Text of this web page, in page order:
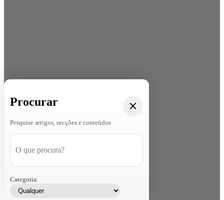
Procurar
Pesquise artigos, secções e conteúdos
Categoria: